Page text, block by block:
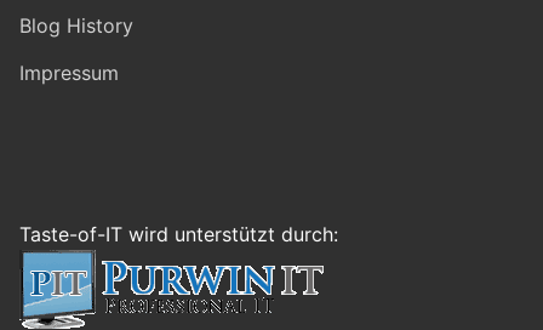
Blog History
Impressum
Taste-of-IT wird unterstützt durch: